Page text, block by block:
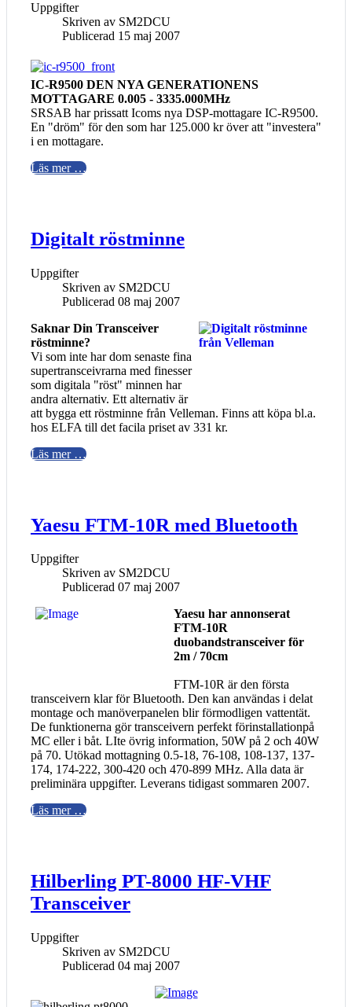
Uppgifter
Skriven av SM2DCU
Publicerad 15 maj 2007
IC-R9500 DEN NYA GENERATIONENS
MOTTAGARE 0.005 - 3335.000MHz
SRSAB har prissatt Icoms nya DSP-mottagare IC-R9500.
En "dröm" för den som har 125.000 kr över att "investera"
i en mottagare.
Läs mer …
Digitalt röstminne
Uppgifter
Skriven av SM2DCU
Publicerad 08 maj 2007
Saknar Din Transceiver
röstminne?
Vi som inte har dom senaste fina
supertransceivrarna med finesser
som digitala "röst" minnen har
andra alternativ. Ett alternativ är
att bygga ett röstminne från Velleman. Finns att köpa bl.a.
hos ELFA till det facila priset av 331 kr.
Läs mer …
Yaesu FTM-10R med Bluetooth
Uppgifter
Skriven av SM2DCU
Publicerad 07 maj 2007
Yaesu har annonserat
FTM-10R
duobandstransceiver för
2m / 70cm
FTM-10R är den första
transceivern klar för Bluetooth. Den kan användas i delat
montage och manöverpanelen blir förmodligen vattentät.
De funktionerna gör transceivern perfekt förinstallationpå
MC eller i båt. LIte övrig information, 50W på 2 och 40W
på 70. Utökad mottagning 0.5-18, 76-108, 108-137, 137-
174, 174-222, 300-420 och 470-899 MHz. Alla data är
preliminära uppgifter. Leverans tidigast sommaren 2007.
Läs mer …
Hilberling PT-8000 HF-VHF
Transceiver
Uppgifter
Skriven av SM2DCU
Publicerad 04 maj 2007